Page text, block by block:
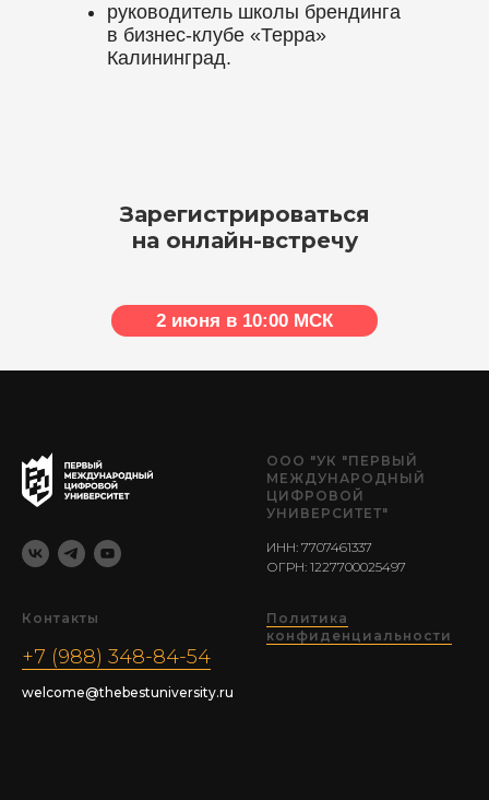
руководитель школы брендинга
в бизнес-клубе «Терра»
Калининград.
Зарегистрироваться
на онлайн-встречу
2 июня в 10:00 МСК
ООО "УК "ПЕРВЫЙ
МЕЖДУНАРОДНЫЙ
ЦИФРОВОЙ
УНИВЕРСИТЕТ"
ИНН: 7707461337
ОГРН: 1227700025497
Контакты
+7 (988) 348-84-54
welcome@thebestuniversity.ru
Политика
конфиденциальности